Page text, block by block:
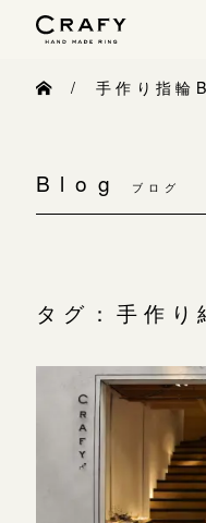
指輪制作の流れ
指輪作品集
インタビュー
工房一覧
よくあるご質問
Blog ブログ
手作り指輪
手作り指輪
お客様イ
CRAFYに
結婚指輪
タグ：手作り
10:00～
目黒本店
表参道店